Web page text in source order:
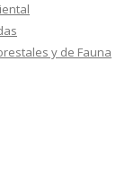
y de Fauna